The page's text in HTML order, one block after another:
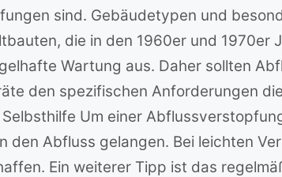
sind. Gebäudetypen und
die in den 1960er und 1970er
Wartung aus. Daher sollten
den spezifischen Anforderungen
Um einer
den Abfluss gelangen. Bei leichten
Ein weiterer Tipp ist das